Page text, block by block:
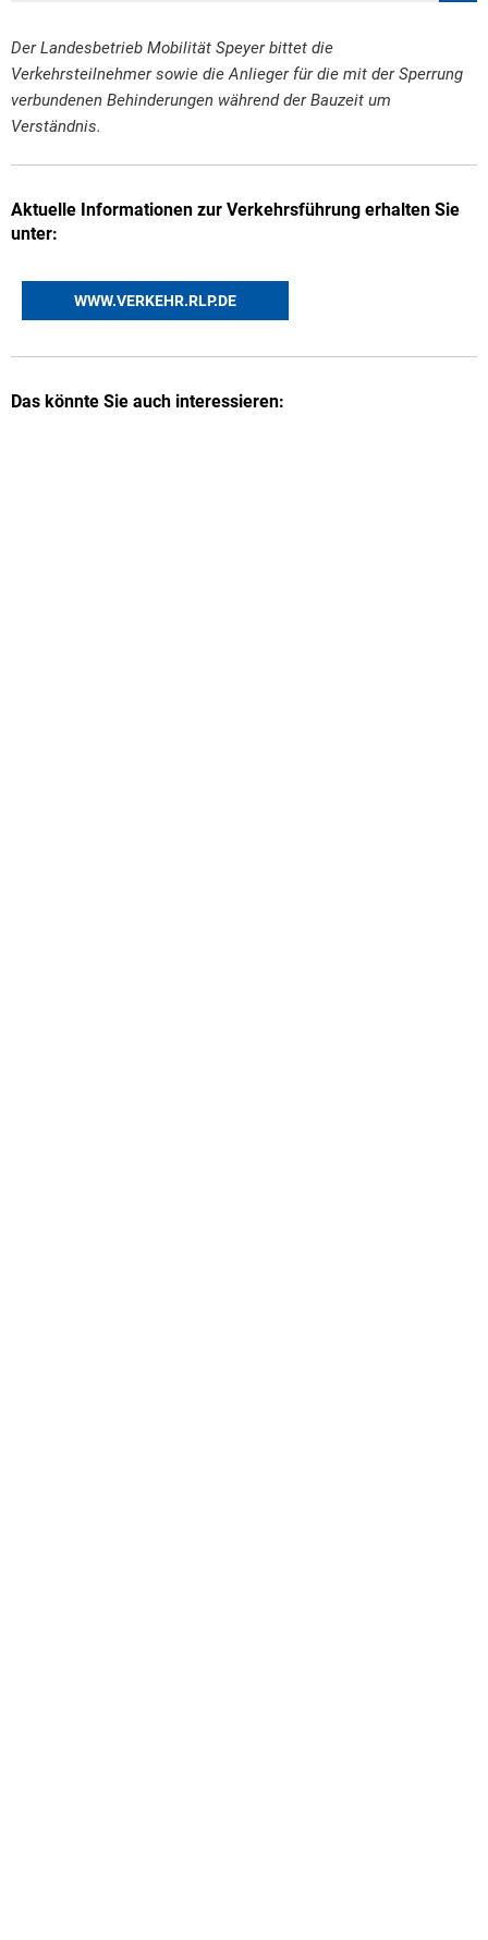
Der Landesbetrieb Mobilität Speyer bittet die
Verkehrsteilnehmer sowie die Anlieger für die mit der Sperrung
verbundenen Behinderungen während der Bauzeit um
Verständnis.
Aktuelle Informationen zur Verkehrsführung erhalten Sie
unter:
WWW.VERKEHR.RLP.DE
Das könnte Sie auch interessieren: